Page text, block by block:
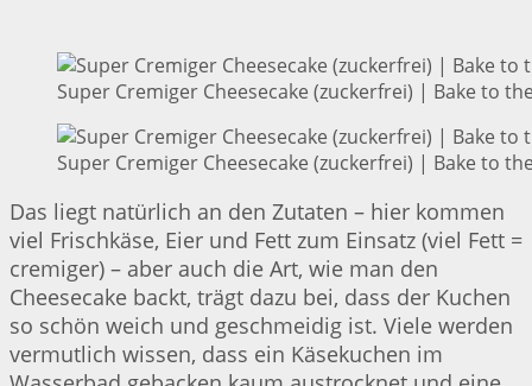
Super Cremiger Cheesecake (zuckerfrei) | Bake to
Super Cremiger Cheesecake (zuckerfrei) | Bake to
Das liegt natürlich an den Zutaten – hier kommen
viel Frischkäse, Eier und Fett zum Einsatz (viel Fett =
cremiger) – aber auch die Art, wie man den
Cheesecake backt, trägt dazu bei, dass der Kuchen
so schön weich und geschmeidig ist. Viele werden
vermutlich wissen, dass ein Käsekuchen im